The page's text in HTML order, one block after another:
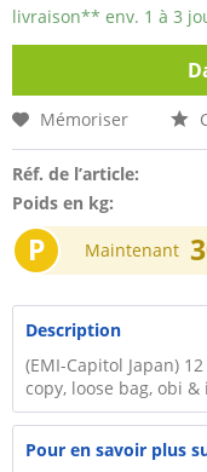
livraison** env. 1 à 3
Mémoriser
Réf. de l’article:
Poids en kg:
P Maintenant
Description
(EMI-Capitol Japan)
copy, loose bag, obi &
Pour en savoir plus